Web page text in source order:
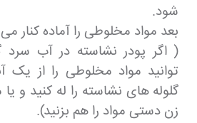
شود.
بعد مواد مخلوطی را آماده کنار
( اگر پودر نشاسته در آب سرد
توانید مواد مخلوطی را از یک
گلوله های نشاسته را له کنید و
زن دستی مواد را هم بزنید).